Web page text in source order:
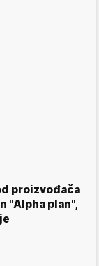
proizvođača
"Alpha plan",